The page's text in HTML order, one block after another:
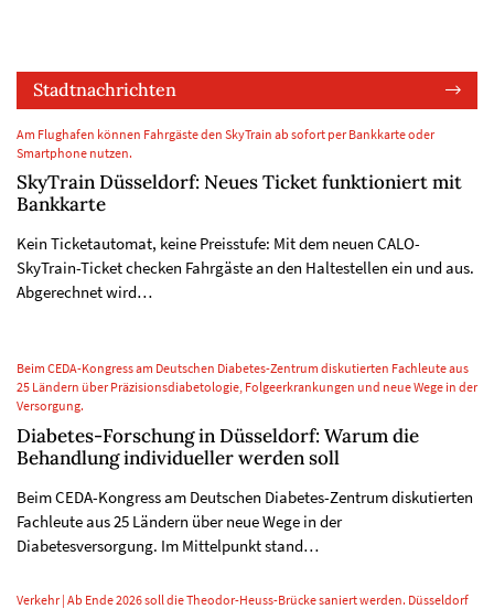
Stadtnachrichten
Am Flughafen können Fahrgäste den SkyTrain ab sofort per Bankkarte oder
Smartphone nutzen.
SkyTrain Düsseldorf: Neues Ticket funktioniert mit
Bankkarte
Kein Ticketautomat, keine Preisstufe: Mit dem neuen CALO-
SkyTrain-Ticket checken Fahrgäste an den Haltestellen ein und aus.
Abgerechnet wird…
Beim CEDA-Kongress am Deutschen Diabetes-Zentrum diskutierten Fachleute aus
25 Ländern über Präzisionsdiabetologie, Folgeerkrankungen und neue Wege in der
Versorgung.
Diabetes-Forschung in Düsseldorf: Warum die
Behandlung individueller werden soll
Beim CEDA-Kongress am Deutschen Diabetes-Zentrum diskutierten
Fachleute aus 25 Ländern über neue Wege in der
Diabetesversorgung. Im Mittelpunkt stand…
Verkehr | Ab Ende 2026 soll die Theodor-Heuss-Brücke saniert werden. Düsseldorf